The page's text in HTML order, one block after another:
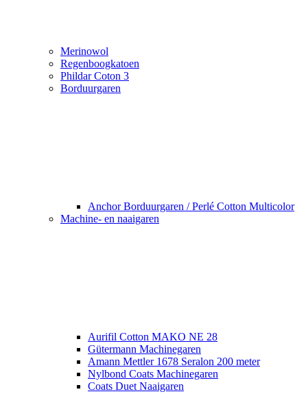
Merinowol
Regenboogkatoen
Phildar Coton 3
Borduurgaren
Anchor Borduurgaren / Perlé Cotton Multicolor
Machine- en naaigaren
Aurifil Cotton MAKO NE 28
Gütermann Machinegaren
Amann Mettler 1678 Seralon 200 meter
Nylbond Coats Machinegaren
Coats Duet Naaigaren